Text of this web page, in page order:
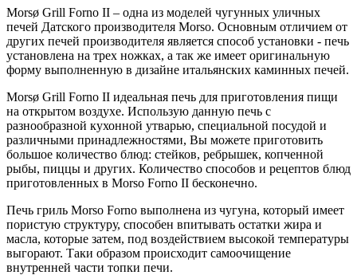
Morsø Grill Forno II – одна из моделей чугунных уличных
печей Датского производителя Morso. Основным отличием от
других печей производителя является способ установки - печь
установлена на трех ножках, а так же имеет оригинальную
форму выполненную в дизайне итальянских каминных печей.
Morsø Grill Forno II идеальная печь для приготовления пищи
на открытом воздухе. Использую данную печь с
разнообразной кухонной утварью, специальной посудой и
различными принадлежностями, Вы можете приготовить
большое количество блюд: стейков, ребрышек, копченной
рыбы, пиццы и других. Количество способов и рецептов блюд
приготовленных в Morso Forno II бесконечно.
Печь гриль Morso Forno выполнена из чугуна, который имеет
пористую структуру, способен впитывать остатки жира и
масла, которые затем, под воздействием высокой температуры
выгорают. Таки образом происходит самоочищение
внутренней части топки печи.